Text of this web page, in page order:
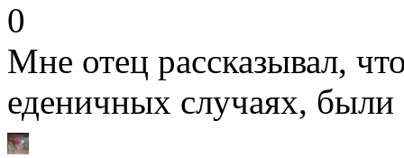
0
Мне отец рассказывал,
еденичных случаях,